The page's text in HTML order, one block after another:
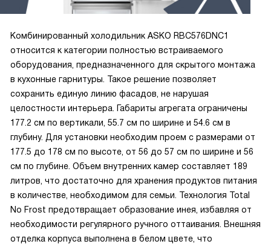
Комбинированный холодильник ASKO RBC576DNC1
относится к категории полностью встраиваемого
оборудования, предназначенного для скрытого монтажа
в кухонные гарнитуры. Такое решение позволяет
сохранить единую линию фасадов, не нарушая
целостности интерьера. Габариты агрегата ограничены
177.2 см по вертикали, 55.7 см по ширине и 54.6 см в
глубину. Для установки необходим проем с размерами от
177.5 до 178 см по высоте, от 56 до 57 см по ширине и 56
см по глубине. Объем внутренних камер составляет 189
литров, что достаточно для хранения продуктов питания
в количестве, необходимом для семьи. Технология Total
No Frost предотвращает образование инея, избавляя от
необходимости регулярного ручного оттаивания. Внешняя
отделка корпуса выполнена в белом цвете, что